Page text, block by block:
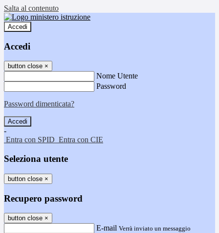
Salta al contenuto
Accedi
Accedi
button close ×
Nome Utente
Password
Password dimenticata?
-
Entra con SPID Entra con CIE
Seleziona utente
button close ×
Recupero password
button close ×
E-mail Verrà inviato un messaggio